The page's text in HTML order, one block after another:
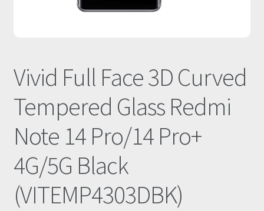
Ολοκλήρωση παραγγελίας
Vivid Full Face 3D Curved
Tempered Glass Redmi
Note 14 Pro/14 Pro+
4G/5G Black
(VITEMP4303DBK)